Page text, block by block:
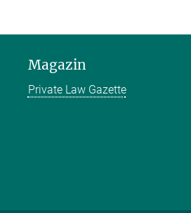
Magazin
Private Law Gazette